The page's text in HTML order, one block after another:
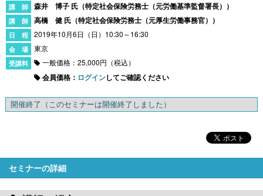
森井 博子 氏（特定社会保険労務士（元労働基準監督署長） ）
高橋 健 氏（特定社会保険労務士（元厚生労働事務官） ）
2019年10月6日（日）10:30～16:30
東京
一般価格：25,000円（税込）
会員価格： ログインしてご確認ください
開催終了 （このセミナーは開催終了しました）
セミナーの詳細